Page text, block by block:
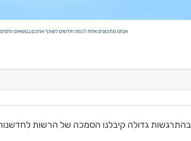
אנחנו מתכוונים אחת לכמה חודשים לשתף אתכם בנושאים החמים
14.7.19 – בהתרגשות גדולה קיבלנו הסמכה של הרשות